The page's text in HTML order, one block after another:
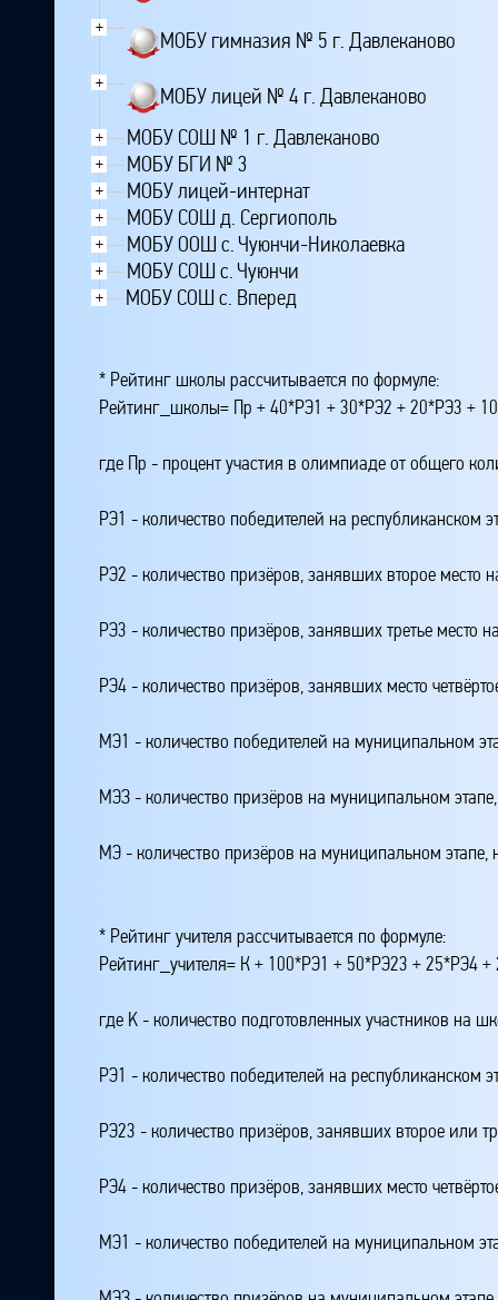
+
МОБУ гимназия № 5 г. Давлеканово
+
МОБУ лицей № 4 г. Давлеканово
+ МОБУ СОШ № 1 г. Давлеканово
+ МОБУ БГИ № 3
+ МОБУ лицей-интернат
+ МОБУ СОШ д. Сергиополь
+ МОБУ ООШ с. Чуюнчи-Николаевка
+ МОБУ СОШ с. Чуюнчи
+ МОБУ СОШ с. Вперед
* Рейтинг школы рассчитывается по формуле:
Рейтинг_школы= Пр + 40*РЭ1 + 30*РЭ2 + 20*РЭ3 +
где Пр - процент участия в олимпиаде от общего
РЭ1 - количество победителей на республиканском
РЭ2 - количество призёров, занявших второе место
РЭ3 - количество призёров, занявших третье место
РЭ4 - количество призёров, занявших место
МЭ1 - количество победителей на муниципальном
МЭЗ - количество призёров на муниципальном
МЭ - количество призёров на муниципальном
* Рейтинг учителя рассчитывается по формуле:
Рейтинг_учителя= К + 100*РЭ1 + 50*РЭ23 +
где K - количество подготовленных участников на
РЭ1 - количество победителей на республиканском
РЭ23 - количество призёров, занявших второе или
РЭ4 - количество призёров, занявших место
МЭ1 - количество победителей на муниципальном